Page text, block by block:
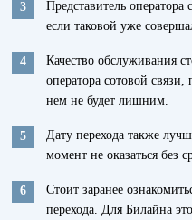
Представитель оператора
если таковой уже
Качество обслуживания
оператора сотовой
нем не будет лишним.
Дату перехода также
момент не оказаться без
Стоит заранее
перехода. Для Билайна